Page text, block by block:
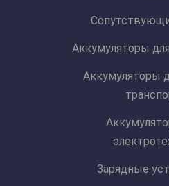
Аккумуляторы
Аккумуляторы
Зарядные